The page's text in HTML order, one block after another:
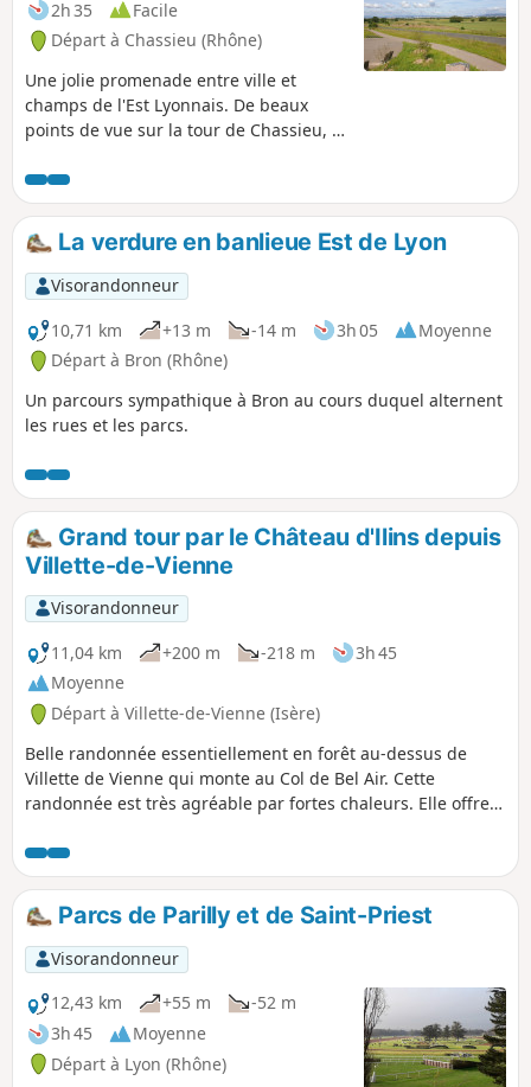
2h 35
Facile
Départ à Chassieu (Rhône)
Une jolie promenade entre ville et
champs de l'Est Lyonnais. De beaux
points de vue sur la tour de Chassieu, le
protégé du Biézin. Ouvrez les yeux, vous
y croiserez peut-être des buses et des
aigrettes !
La verdure en banlieue Est de Lyon
Visorandonneur
10,71 km
+13 m -14 m 3h 05
Moyenne
Départ à Bron (Rhône)
Un parcours sympathique à Bron au cours duquel alternent
les rues et les parcs.
Grand tour par le Château d'Ilins depuis
Villette-de-Vienne
Visorandonneur
11,04 km
+200 m -218 m
3h 45
Moyenne
Départ à Villette-de-Vienne (Isère)
Belle randonnée essentiellement en forêt au-dessus de
Villette de Vienne qui monte au Col de Bel Air. Cette
randonnée est très agréable par fortes chaleurs. Elle offre
Parcs de Parilly et de Saint-Priest
Visorandonneur
12,43 km
+55 m
-52 m
3h 45
Moyenne
Départ à Lyon (Rhône)